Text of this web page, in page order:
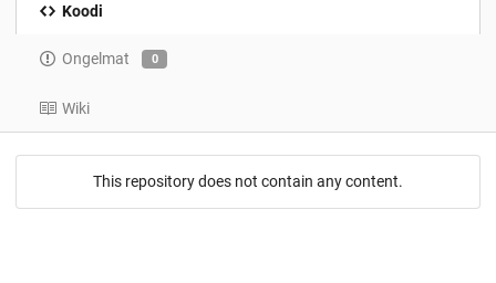
Koodi
Ongelmat 0
Wiki
This repository does not contain any content.